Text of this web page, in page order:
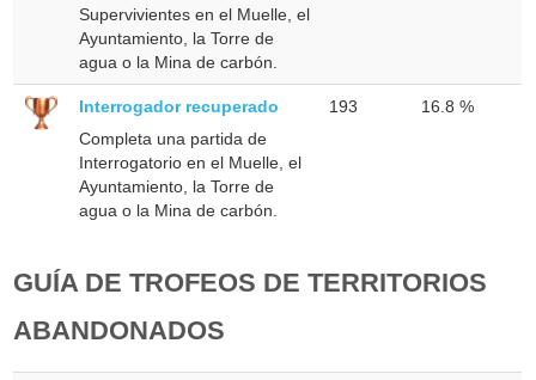
Supervivientes en el Muelle, el
Ayuntamiento, la Torre de
agua o la Mina de carbón.
Interrogador recuperado
Completa una partida de
Interrogatorio en el Muelle, el
Ayuntamiento, la Torre de
agua o la Mina de carbón.
193 16.8 %
GUÍA DE TROFEOS DE TERRITORIOS
ABANDONADOS